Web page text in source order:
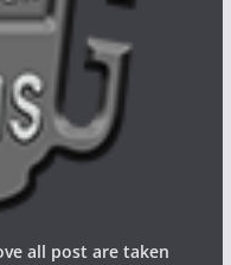
all post are taken